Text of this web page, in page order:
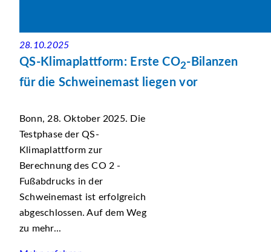
28.10.2025
QS-Klimaplattform: Erste CO2-Bilanzen
für die Schweinemast liegen vor
Bonn, 28. Oktober 2025. Die
Testphase der QS-
Klimaplattform zur
Berechnung des CO 2 -
Fußabdrucks in der
Schweinemast ist erfolgreich
abgeschlossen. Auf dem Weg
zu mehr...